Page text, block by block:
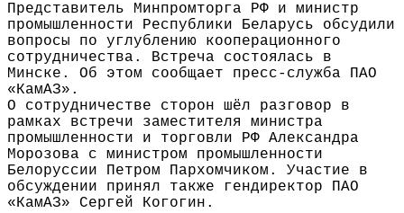
Представитель Минпромторга РФ и министр
промышленности Республики Беларусь обсудили
вопросы по углублению кооперационного
сотрудничества. Встреча состоялась в
Минске. Об этом сообщает пресс-служба ПАО
«КамАЗ».
О сотрудничестве сторон шёл разговор в
рамках встречи заместителя министра
промышленности и торговли РФ Александра
Морозова с министром промышленности
Белоруссии Петром Пархомчиком. Участие в
обсуждении принял также гендиректор ПАО
«КамАЗ» Сергей Когогин.